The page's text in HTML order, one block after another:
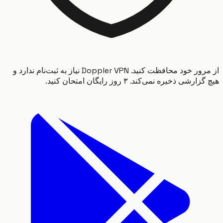
از مرور خود محافظت کنید. Doppler VPN نیاز به ثبت‌نام ندارد و
ذخیره نمی‌کند. ۳ روز رایگان امتحان کنید.